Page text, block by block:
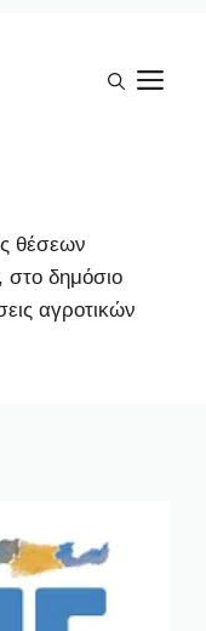
θέσεων
στο δημόσιο
αγροτικών